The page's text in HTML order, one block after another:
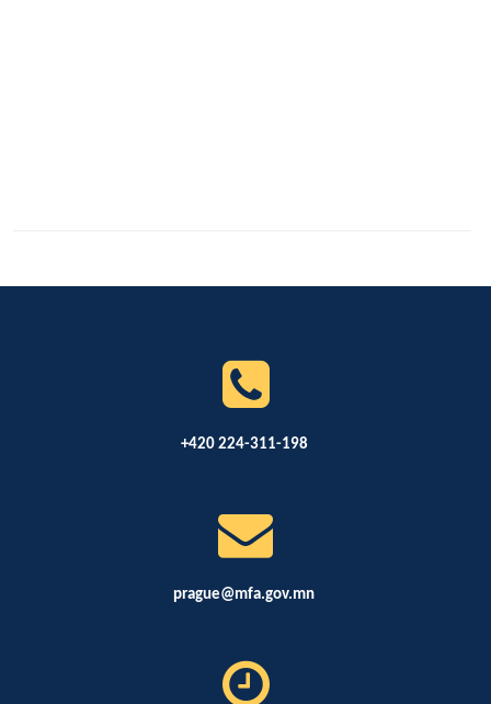
+420 224-311-198
prague@mfa.gov.mn